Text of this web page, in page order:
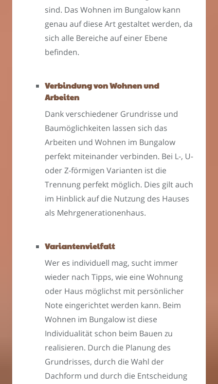
sind. Das Wohnen im Bungalow kann
genau auf diese Art gestaltet werden, da
sich alle Bereiche auf einer Ebene
befinden.
Verbindung von Wohnen und
Arbeiten
Dank verschiedener Grundrisse und
Baumöglichkeiten lassen sich das
Arbeiten und Wohnen im Bungalow
perfekt miteinander verbinden. Bei L-, U-
oder Z-förmigen Varianten ist die
Trennung perfekt möglich. Dies gilt auch
im Hinblick auf die Nutzung des Hauses
als Mehrgenerationenhaus.
Variantenvielfalt
Wer es individuell mag, sucht immer
wieder nach Tipps, wie eine Wohnung
oder Haus möglichst mit persönlicher
Note eingerichtet werden kann. Beim
Wohnen im Bungalow ist diese
Individualität schon beim Bauen zu
realisieren. Durch die Planung des
Grundrisses, durch die Wahl der
Dachform und durch die Entscheidung